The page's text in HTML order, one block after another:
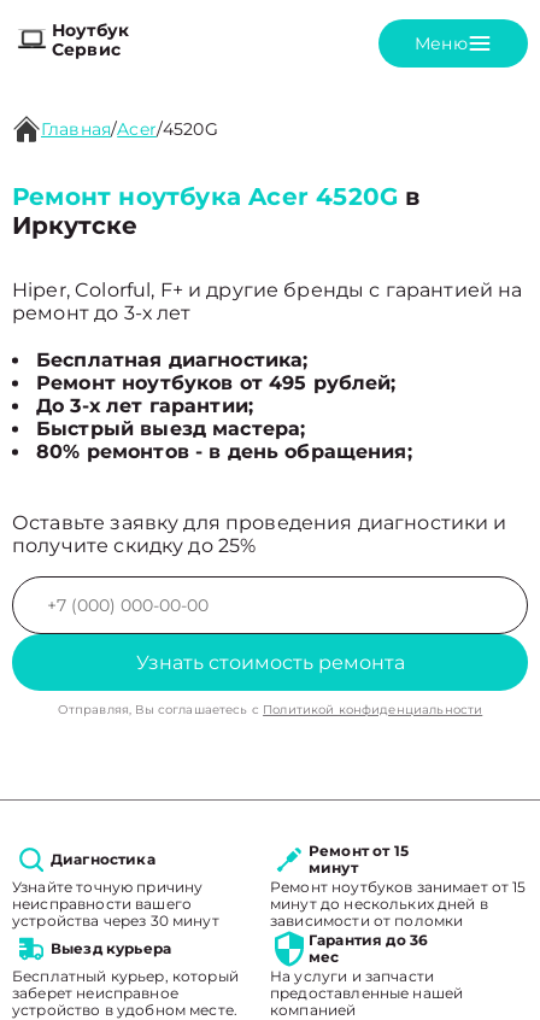
Ноутбук
Сервис
Меню
Главная/Acer/4520G
Ремонт ноутбука Acer 4520G в
Иркутске
Hiper, Colorful, F+ и другие бренды с гарантией на
ремонт до 3-х лет
Бесплатная диагностика;
Ремонт ноутбуков от 495 рублей;
До 3-х лет гарантии;
Быстрый выезд мастера;
80% ремонтов - в день обращения;
Оставьте заявку для проведения диагностики и
получите скидку до 25%
Узнать стоимость ремонта
Отправляя, Вы соглашаетесь с Политикой конфиденциальности
Диагностика
Узнайте точную причину
неисправности вашего
устройства через 30 минут
Ремонт от 15
минут
Ремонт ноутбуков занимает от 15
минут до нескольких дней в
зависимости от поломки
Выезд курьера
Бесплатный курьер, который
заберет неисправное
устройство в удобном месте.
Гарантия до 36
мес
На услуги и запчасти
предоставленные нашей
компанией